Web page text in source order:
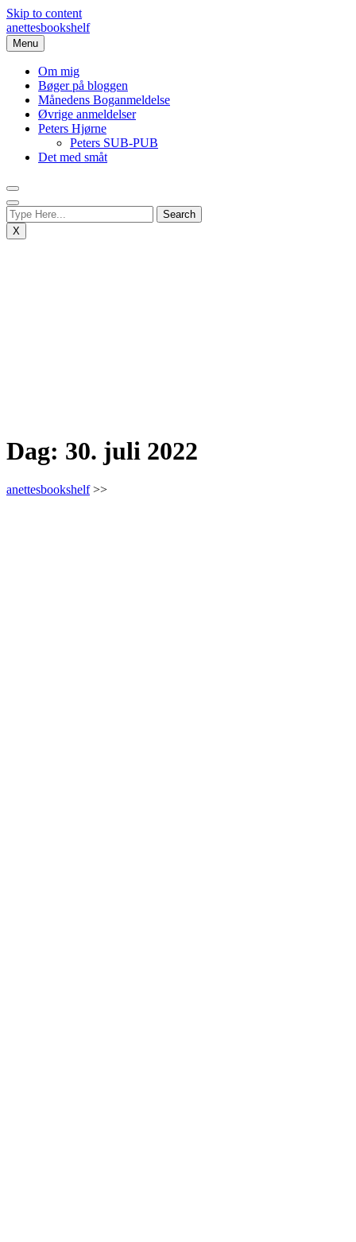
Skip to content
anettesbookshelf
Menu
Om mig
Bøger på bloggen
Månedens Boganmeldelse
Øvrige anmeldelser
Peters Hjørne
Peters SUB-PUB
Det med småt
X
Dag: 30. juli 2022
anettesbookshelf>>